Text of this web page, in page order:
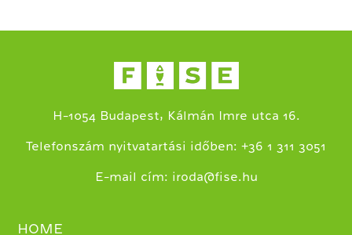
H-1054 Budapest, Kálmán Imre utca 16.
Telefonszám nyitvatartási időben: +36 1 311 3051
E-mail cím: iroda@fise.hu
HOME